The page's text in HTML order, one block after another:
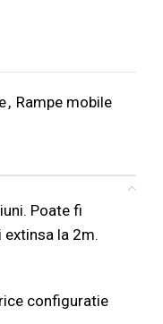
, Rampe mobile
Poate fi
la 2m.
configuratie